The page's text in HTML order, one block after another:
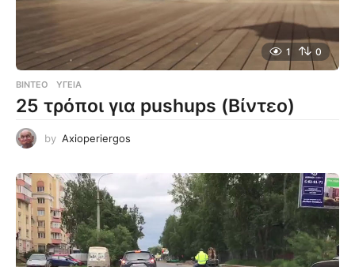
1 0
ΒΊΝΤΕΟ ΥΓΕΊΑ
25 τρόποι για pushups (Βίντεο)
by Axioperiergos